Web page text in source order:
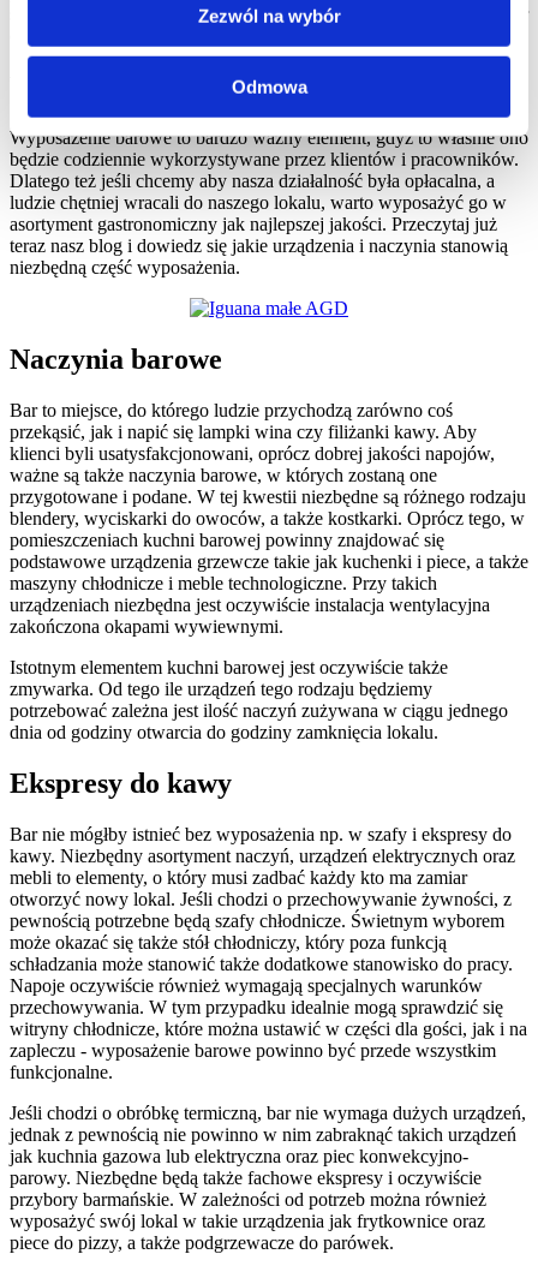
Zezwól na wybór
Odmowa
stworzyliśmy z pewnością pomoże każdemu, kto ma zamiar
Wyposażenie barowe
Wyposażenie barowe to bardzo ważny element, gdyż to właśnie ono
będzie codziennie wykorzystywane przez klientów i pracowników.
Dlatego też jeśli chcemy aby nasza działalność była opłacalna, a
ludzie chętniej wracali do naszego lokalu, warto wyposażyć go w
asortyment gastronomiczny jak najlepszej jakości. Przeczytaj już
teraz nasz blog i dowiedz się jakie urządzenia i naczynia stanowią
niezbędną część wyposażenia.
Naczynia barowe
Bar to miejsce, do którego ludzie przychodzą zarówno coś
przekąsić, jak i napić się lampki wina czy filiżanki kawy. Aby
klienci byli usatysfakcjonowani, oprócz dobrej jakości napojów,
ważne są także naczynia barowe, w których zostaną one
przygotowane i podane. W tej kwestii niezbędne są różnego rodzaju
blendery, wyciskarki do owoców, a także kostkarki. Oprócz tego, w
pomieszczeniach kuchni barowej powinny znajdować się
podstawowe urządzenia grzewcze takie jak kuchenki i piece, a także
maszyny chłodnicze i meble technologiczne. Przy takich
urządzeniach niezbędna jest oczywiście instalacja wentylacyjna
zakończona okapami wywiewnymi.
Istotnym elementem kuchni barowej jest oczywiście także
zmywarka. Od tego ile urządzeń tego rodzaju będziemy
potrzebować zależna jest ilość naczyń zużywana w ciągu jednego
dnia od godziny otwarcia do godziny zamknięcia lokalu.
Ekspresy do kawy
Bar nie mógłby istnieć bez wyposażenia np. w szafy i ekspresy do
kawy. Niezbędny asortyment naczyń, urządzeń elektrycznych oraz
mebli to elementy, o który musi zadbać każdy kto ma zamiar
otworzyć nowy lokal. Jeśli chodzi o przechowywanie żywności, z
pewnością potrzebne będą szafy chłodnicze. Świetnym wyborem
może okazać się także stół chłodniczy, który poza funkcją
schładzania może stanowić także dodatkowe stanowisko do pracy.
Napoje oczywiście również wymagają specjalnych warunków
przechowywania. W tym przypadku idealnie mogą sprawdzić się
witryny chłodnicze, które można ustawić w części dla gości, jak i na
zapleczu - wyposażenie barowe powinno być przede wszystkim
funkcjonalne.
Jeśli chodzi o obróbkę termiczną, bar nie wymaga dużych urządzeń,
jednak z pewnością nie powinno w nim zabraknąć takich urządzeń
jak kuchnia gazowa lub elektryczna oraz piec konwekcyjno-
parowy. Niezbędne będą także fachowe ekspresy i oczywiście
przybory barmańskie. W zależności od potrzeb można również
wyposażyć swój lokal w takie urządzenia jak frytkownice oraz
piece do pizzy, a także podgrzewacze do parówek.